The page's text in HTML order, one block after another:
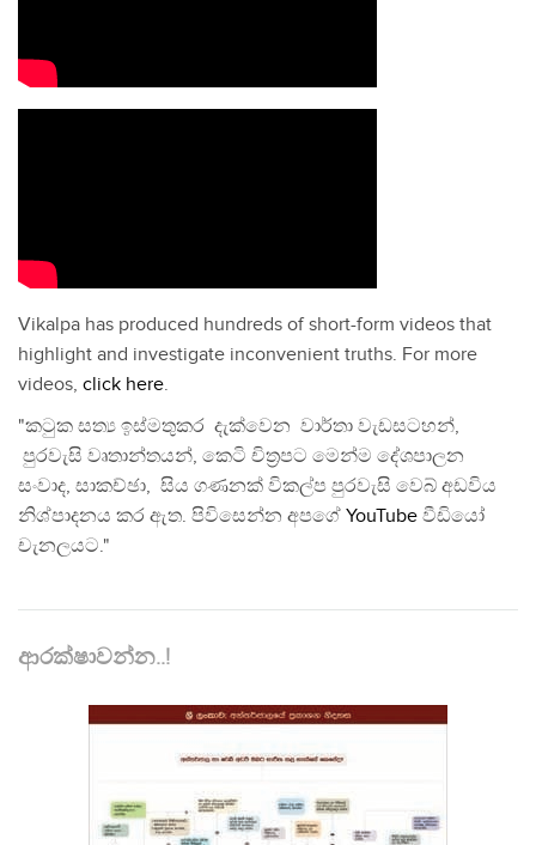
Vikalpa has produced hundreds of short-form videos that
highlight and investigate inconvenient truths. For more
videos, click here.
"කටුක සත්‍ය ඉස්මතුකර දැක්වෙන වාර්තා වැඩසටහන්,
පුරවැසි වෘතාන්තයන්, කෙටි චිත්‍රපට මෙන්ම දේශපාලන
සංවාද, සාකච්ඡා, සිය ගණනක් විකල්ප පුරවැසි වෙබ් අඩවිය
නිශ්පාදනය කර ඇත. පිවිසෙන්න අපගේ YouTube වීඩියෝ
චැනලයට."
ආරක්ෂාවන්න..!